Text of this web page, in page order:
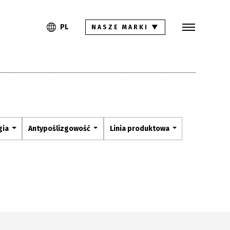
PL
PL NASZE MARKI ▼
Antypoślizgowość Linia produktowa
Inspiracje
Pliki do pobrania
Strefa architekta